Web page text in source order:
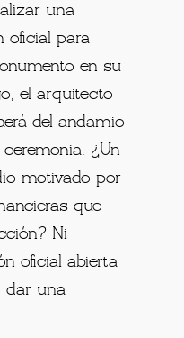
una
oficial para
en su
el arquitecto
del andamio
¿Un
motivado por
que
Ni
oficial abierta
dar una